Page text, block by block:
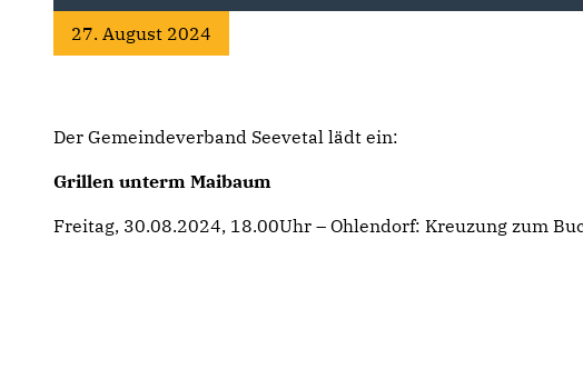
27. August 2024
Der Gemeindeverband Seevetal lädt ein:
Grillen unterm Maibaum
Freitag, 30.08.2024, 18.00Uhr – Ohlendorf: Kreuzung zum